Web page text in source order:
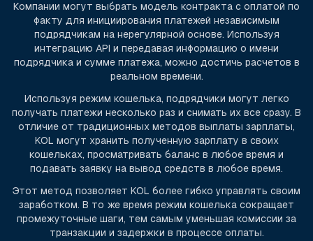
Компании могут выбрать модель контракта с оплатой по
факту для инициирования платежей независимым
подрядчикам на нерегулярной основе. Используя
интеграцию API и передавая информацию о имени
подрядчика и сумме платежа, можно достичь расчетов в
реальном времени.
Используя режим кошелька, подрядчики могут легко
получать платежи несколько раз и снимать их все сразу. В
отличие от традиционных методов выплаты зарплаты,
KOL могут хранить полученную зарплату в своих
кошельках, просматривать баланс в любое время и
подавать заявку на вывод средств в любое время.
Этот метод позволяет KOL более гибко управлять своим
заработком. В то же время режим кошелька сокращает
промежуточные шаги, тем самым уменьшая комиссии за
транзакции и задержки в процессе оплаты.